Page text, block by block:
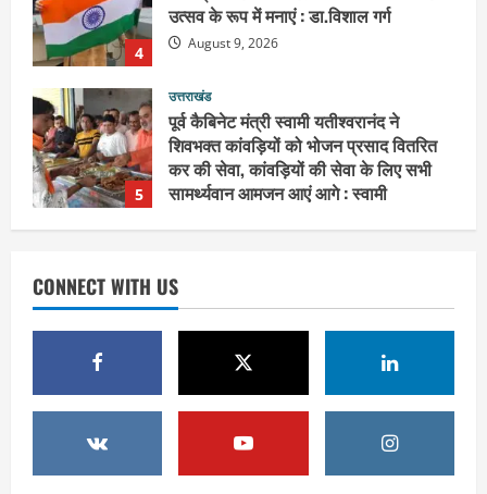
5
उत्तराखंड
पूर्व कैबिनेट मंत्री स्वामी यतीश्वरानंद ने
कर की सेवा, कांवड़ियों की सेवा के लिए सभी
सामर्थ्यवान आमजन आएं आगे : स्वामी
यतिश्वरानन्द
August 8, 2026
उत्तराखंड
संतों के वायरल वीडियो पर अखाड़ा परिषद का
गुस्सा : अध्यक्ष बोले, AI की आड़ में बदनाम करने
वालों की अब खैर नहीं
2
उत्तराखंड
हरकी पैड़ी से जल लेकर पहुंचेंगी इटावा,
केदारेश्वर मंदिर में करेंगी जलाभिषेक
युवा कांग्रेस के 66वें स्थापना दिवस पर हरिद्वार
CONNECT WITH US